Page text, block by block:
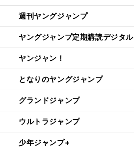
週刊ヤングジャンプ
ヤングジャンプ定期購読デジタル
ヤンジャン！
となりのヤングジャンプ
グランドジャンプ
ウルトラジャンプ
少年ジャンプ+